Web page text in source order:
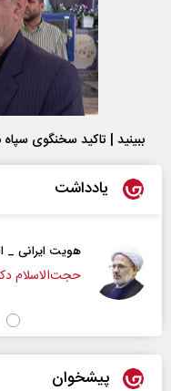
ببینید | تاکید سخنگوی
یادداشت
هویت ایرانی _
حجت‌الاسلام
پیشخوان